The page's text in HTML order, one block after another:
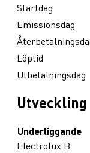
Startdag
Emissionsdag
Löptid
Utbetalningsdag
Utveckling
Underliggande
Electrolux B